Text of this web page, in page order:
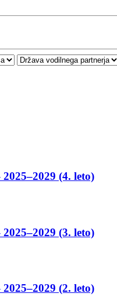
(4. leto)
(3. leto)
(2. leto)